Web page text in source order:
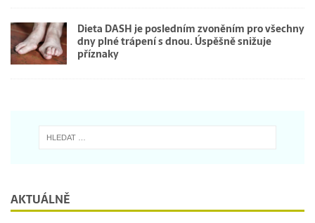
Dieta DASH je posledním zvoněním pro všechny
dny plné trápení s dnou. Úspěšně snižuje
příznaky
AKTUÁLNĚ